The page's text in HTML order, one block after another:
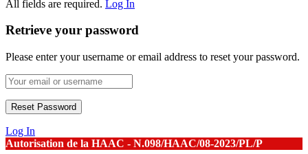
All fields are required. Log In
Retrieve your password
Please enter your username or email address to reset your password.
Log In
Autorisation de la HAAC - N.098/HAAC/08-2023/PL/P